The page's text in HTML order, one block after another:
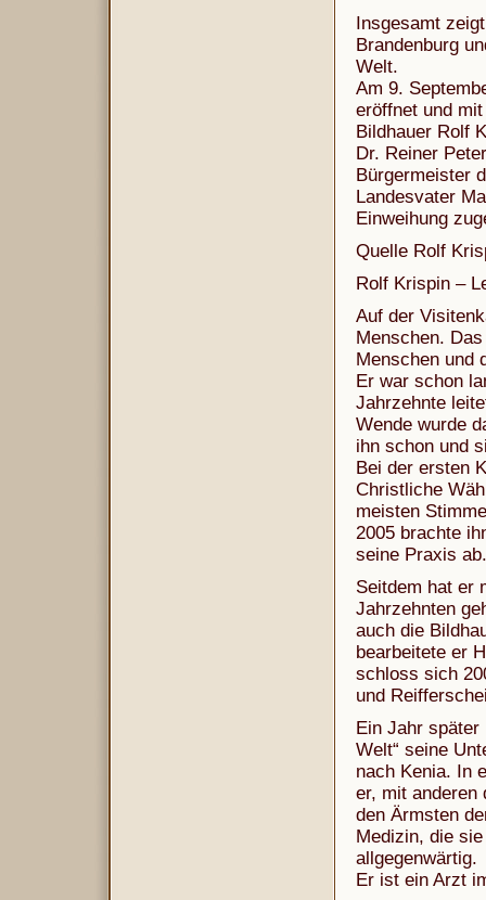
Insgesamt
Brandenburg
Welt.
Am 9.
eröffnet und
Bildhauer Rolf
Dr. Reiner
Bürgermeister
Landesvater
Einweihung
Quelle Rolf
Rolf Krispin –
Auf der
Menschen.
Menschen und
Er war schon
Jahrzehnte
Wende wurde
ihn schon und
Bei der ersten
Christliche
meisten
2005 brachte
seine Praxis ab.
Seitdem hat er
Jahrzehnten
auch die
bearbeitete er
schloss sich
und
Ein Jahr später
Welt“ seine
nach Kenia. In
er, mit anderen
den Ärmsten
Medizin, die
allgegenwärtig.
Er ist ein Arzt